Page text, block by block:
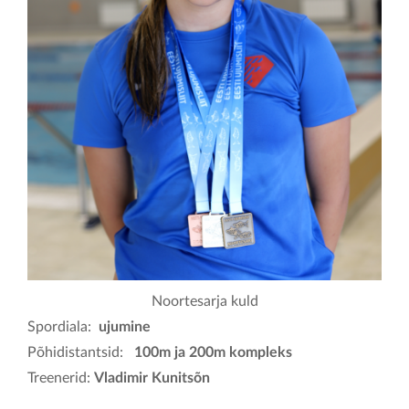
KONTAKT
Noortesarja kuld
Spordiala: ujumine
Põhidistantsid: 100m ja 200m kompleks
Treenerid: Vladimir Kunitsõn